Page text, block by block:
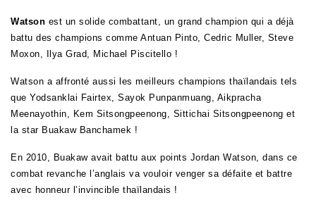
Watson est un solide combattant, un grand champion qui a déjà
battu des champions comme Antuan Pinto, Cedric Muller, Steve
Moxon, Ilya Grad, Michael Piscitello !
Watson a affronté aussi les meilleurs champions thaïlandais tels
que Yodsanklai Fairtex, Sayok Punpanmuang, Aikpracha
Meenayothin, Kem Sitsongpeenong, Sittichai Sitsongpeenong et
la star Buakaw Banchamek !
En 2010, Buakaw avait battu aux points Jordan Watson, dans ce
combat revanche l’anglais va vouloir venger sa défaite et battre
avec honneur l’invincible thaïlandais !